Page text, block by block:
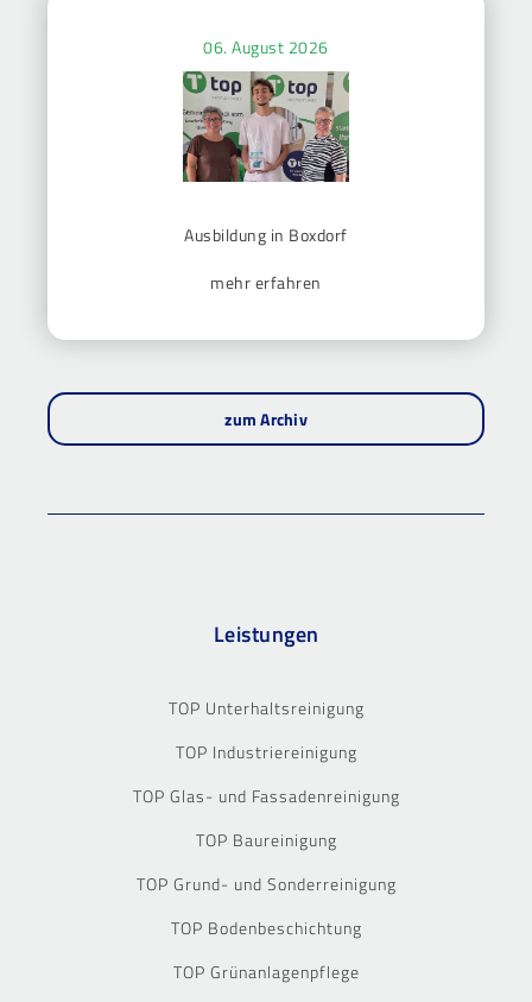
06. August 2026
Ausbildung in Boxdorf
mehr erfahren
zum Archiv
Leistungen
TOP Unterhaltsreinigung
TOP Industriereinigung
TOP Glas- und Fassadenreinigung
TOP Baureinigung
TOP Grund- und Sonderreinigung
TOP Bodenbeschichtung
TOP Grünanlagenpflege